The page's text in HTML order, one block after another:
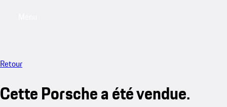
Retour
Cette Porsche a été vendue.